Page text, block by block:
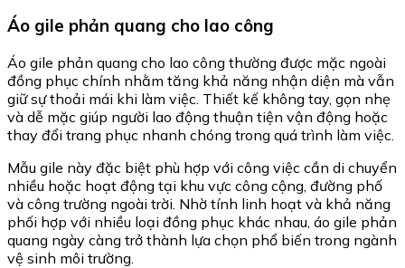
Áo gile phản quang cho lao công
Áo gile phản quang cho lao công thường được mặc ngoài
đồng phục chính nhằm tăng khả năng nhận diện mà vẫn
giữ sự thoải mái khi làm việc. Thiết kế không tay, gọn nhẹ
và dễ mặc giúp người lao động thuận tiện vận động hoặc
thay đổi trang phục nhanh chóng trong quá trình làm việc.
Mẫu gile này đặc biệt phù hợp với công việc cần di chuyển
nhiều hoặc hoạt động tại khu vực công cộng, đường phố
và công trường ngoài trời. Nhờ tính linh hoạt và khả năng
phối hợp với nhiều loại đồng phục khác nhau, áo gile phản
quang ngày càng trở thành lựa chọn phổ biến trong ngành
vệ sinh môi trường.